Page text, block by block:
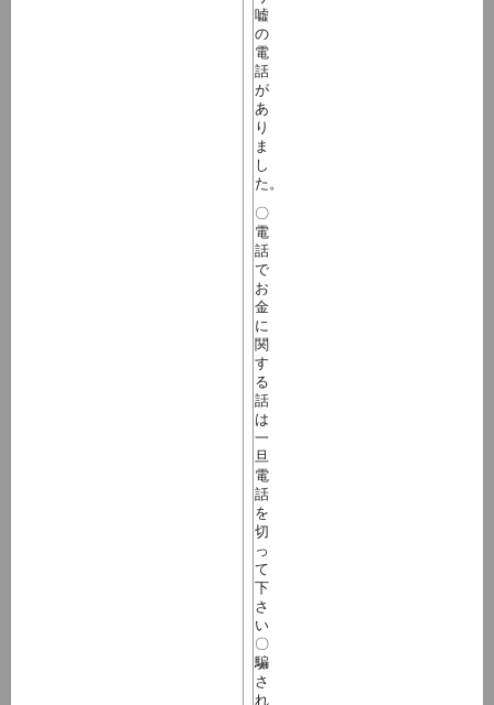
嘘
の
電
話
が
あ
り
ま
し
た。
〇
電
話
で
お
金
に
関
す
る
話
は
一
旦
電
話
を
切
っ
て
下
さ
い
〇
騙
さ
れ